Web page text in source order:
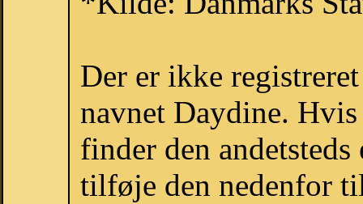
Der er ikke
navnet Daydine.
finder den
tilføje den nedenfor